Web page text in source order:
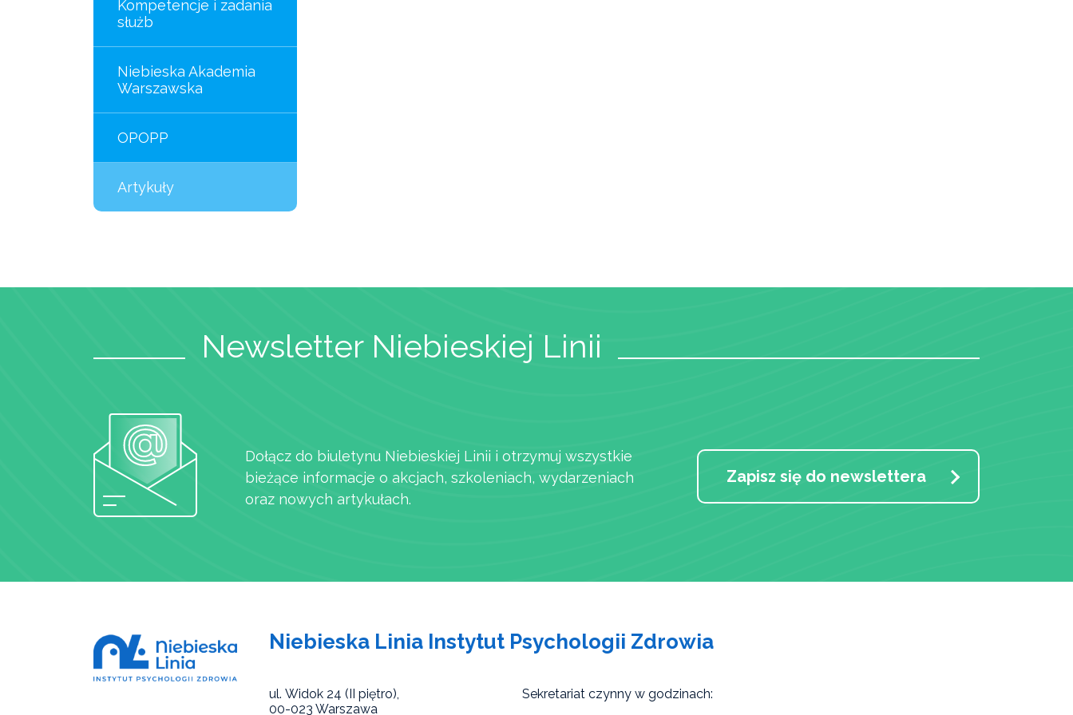
Kompetencje i zadania
służb
Niebieska Akademia
Warszawska
OPOPP
Artykuły
Newsletter Niebieskiej Linii
Dołącz do biuletynu Niebieskiej Linii i otrzymuj wszystkie
bieżące informacje o akcjach, szkoleniach, wydarzeniach
oraz nowych artykułach.
Zapisz się do newslettera
Niebieska Linia Instytut Psychologii Zdrowia
ul. Widok 24 (II piętro),
00-023 Warszawa
Sekretariat czynny w godzinach: